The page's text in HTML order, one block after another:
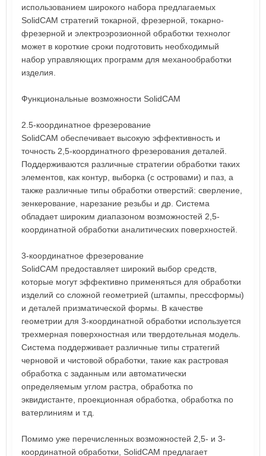
использованием широкого набора предлагаемых
SolidCAM стратегий токарной, фрезерной, токарно-
фрезерной и электроэрозионной обработки технолог
может в короткие сроки подготовить необходимый
набор управляющих программ для механообработки
изделия.
Функциональные возможности SolidCAM
2.5-координатное фрезерование
SolidCAM обеспечивает высокую эффективность и
точность 2,5-координатного фрезерования деталей.
Поддерживаются различные стратегии обработки таких
элементов, как контур, выборка (с островами) и паз, а
также различные типы обработки отверстий: сверление,
зенкерование, нарезание резьбы и др. Система
обладает широким диапазоном возможностей 2,5-
координатной обработки аналитических поверхностей.
3-координатное фрезерование
SolidCAM предоставляет широкий выбор средств,
которые могут эффективно применяться для обработки
изделий со сложной геометрией (штампы, прессформы)
и деталей призматической формы. В качестве
геометрии для 3-координатной обработки используется
трехмерная поверхностная или твердотельная модель.
Система поддерживает различные типы стратегий
черновой и чистовой обработки, такие как растровая
обработка с заданным или автоматически
определяемым углом растра, обработка по
эквидистанте, проекционная обработка, обработка по
ватерлиниям и т.д.
Помимо уже перечисленных возможностей 2,5- и 3-
координатной обработки, SolidCAM предлагает